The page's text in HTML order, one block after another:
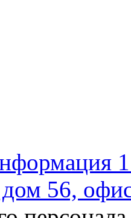
дом 56,